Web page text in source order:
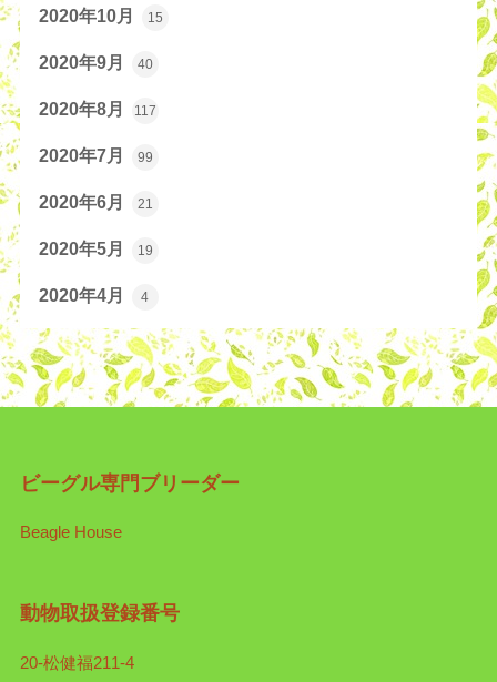
2020年10月 15
2020年9月 40
2020年8月 117
2020年7月 99
2020年6月 21
2020年5月 19
2020年4月 4
ビーグル専門ブリーダー
Beagle House
動物取扱登録番号
20-松健福211-4